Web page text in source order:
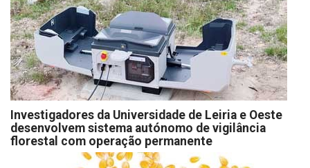
Investigadores da Universidade de Leiria e Oeste
desenvolvem sistema autónomo de vigilância
florestal com operação permanente